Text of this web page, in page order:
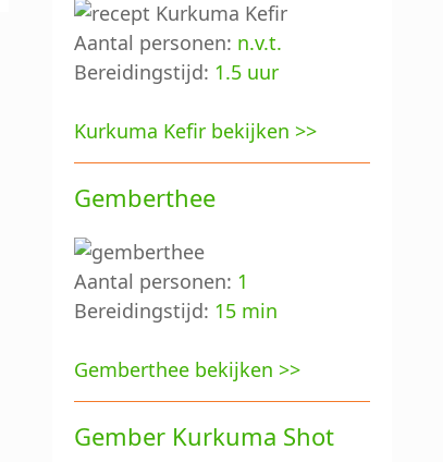
Aantal personen: n.v.t.
Bereidingstijd: 1.5 uur
Kurkuma Kefir bekijken >>
Gemberthee
Aantal personen: 1
Bereidingstijd: 15 min
Gemberthee bekijken >>
Gember Kurkuma Shot